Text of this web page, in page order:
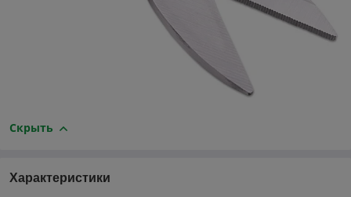
Скрыть
Характеристики